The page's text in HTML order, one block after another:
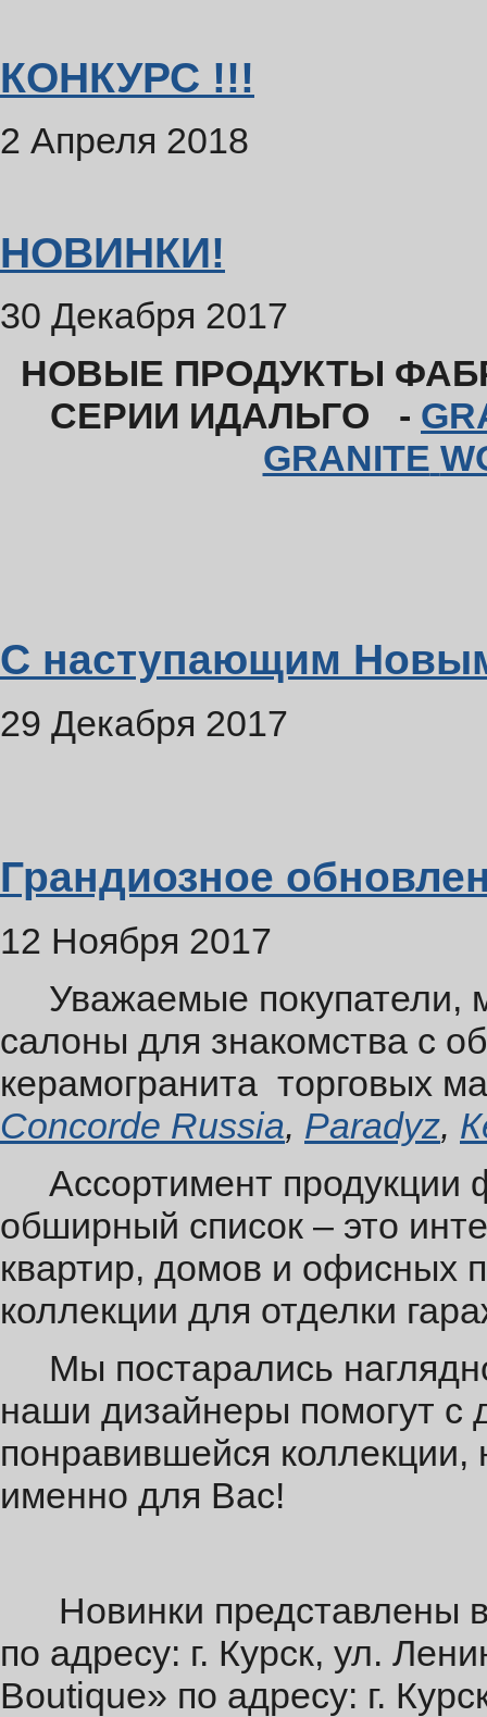
КОНКУРС !!!
2 Апреля 2018
НОВИНКИ!
30 Декабря 2017
НОВЫЕ ПРОДУКТЫ
СЕРИИ ИДАЛЬГО -
GRANITE
С наступающим
29 Декабря 2017
Грандиозное
12 Ноября 2017
Уважаемые покупатели,
салоны для знакомства с
керамогранита торговых
Concorde Russia, Paradyz,
Ассортимент продукции
обширный список – это
квартир, домов и офисных
коллекции для отделки
Мы постарались
наши дизайнеры помогут с
понравившейся
именно для Вас!
Новинки представлены в
по адресу: г. Курск, ул.
Boutique» по адресу: г.